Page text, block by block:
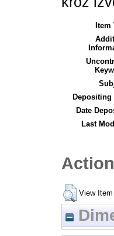
Item
Depositing
Date
Last
View Item